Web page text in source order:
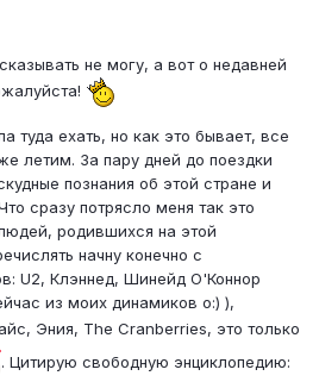
не могу, а вот о недавней
туда ехать, но как это бывает, все
летим. За пару дней до поездки
познания об этой стране и
сразу потрясло меня так это
родившихся на этой
начну конечно с
U2, Клэннед, Шинейд О'Коннор
из моих динамиков o:) ),
Эния, The Cranberries, это только
. Цитирую свободную энциклопедию: